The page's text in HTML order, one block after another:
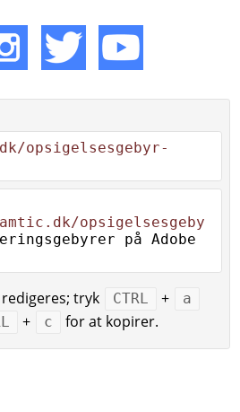
opsigelsesgebyr-
opsigelsesgeby
på Adobe
tryk CTRL + a
+ c
for at kopirer.